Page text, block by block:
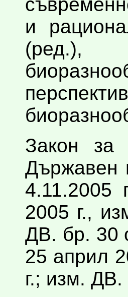
и
(ред.),
Закон за
Държавен
4.11.2005
2005 г.,
ДВ. бр. 30
25 април
г.; изм. ДВ.